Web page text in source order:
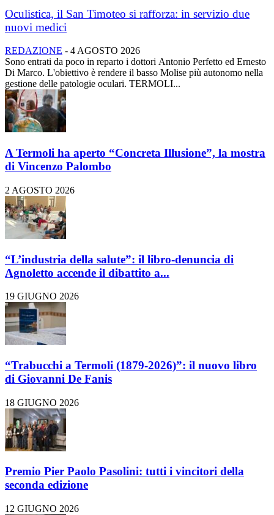
Oculistica, il San Timoteo si rafforza: in servizio due
nuovi medici
REDAZIONE - 4 AGOSTO 2026
Sono entrati da poco in reparto i dottori Antonio Perfetto ed Ernesto
Di Marco. L'obiettivo è rendere il basso Molise più autonomo nella
gestione delle patologie oculari. TERMOLI...
A Termoli ha aperto “Concreta Illusione”, la mostra
di Vincenzo Palombo
2 AGOSTO 2026
“L’industria della salute”: il libro-denuncia di
Agnoletto accende il dibattito a...
19 GIUGNO 2026
“Trabucchi a Termoli (1879-2026)”: il nuovo libro
di Giovanni De Fanis
18 GIUGNO 2026
Premio Pier Paolo Pasolini: tutti i vincitori della
seconda edizione
12 GIUGNO 2026